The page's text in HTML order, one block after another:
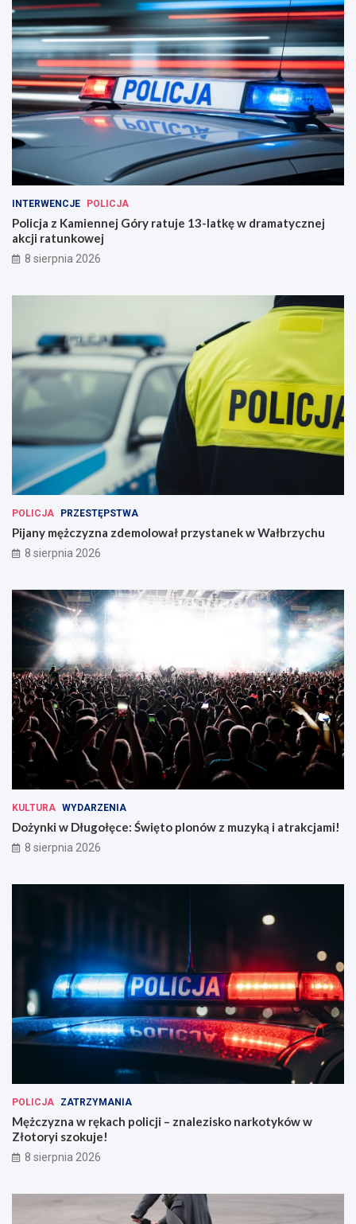
INTERWENCJE POLICJA
Policja z Kamiennej Góry ratuje 13-latkę w dramatycznej
akcji ratunkowej
8 sierpnia 2026
POLICJA PRZESTĘPSTWA
Pijany mężczyzna zdemolował przystanek w Wałbrzychu
8 sierpnia 2026
KULTURA WYDARZENIA
Dożynki w Długołęce: Święto plonów z muzyką i atrakcjami!
8 sierpnia 2026
POLICJA ZATRZYMANIA
Mężczyzna w rękach policji – znalezisko narkotyków w
Złotoryi szokuje!
8 sierpnia 2026